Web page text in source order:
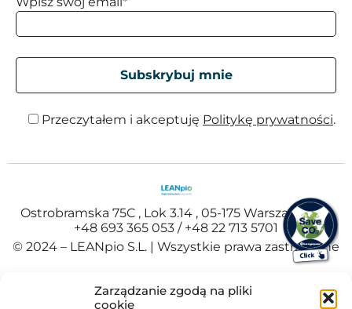
Zarządzanie zgodą na pliki
cookie
Przeczytałem i akceptuję Politykę prywatności.
Ostrobramska 75C , Lok 3.14 , 05-175 Warszawa , Tel
+48 693 365 053 / +48 22 713 5701
© 2024 – LEANpio S.L. | Wszystkie prawa zastrzeżone
Portuguese( Portugalski